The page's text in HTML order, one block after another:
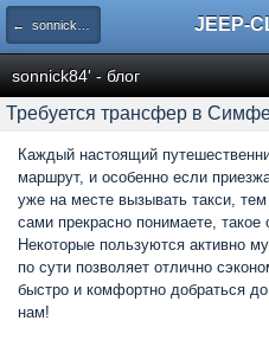
← sonnick84' - блог JEEP-
sonnick84' - блог
Требуется трансфер в
Каждый настоящий
маршрут, и особенно если
уже на месте вызывать такси,
сами прекрасно понимаете,
Некоторые пользуются активно
по сути позволяет отлично
быстро и комфортно добраться
нам!